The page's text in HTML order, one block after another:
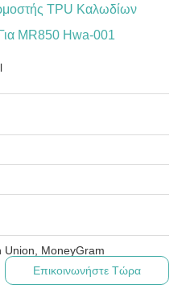
TPU Καλωδίων
MR850 Hwa-001
MoneyGram
Επικοινωνήστε Τώρα